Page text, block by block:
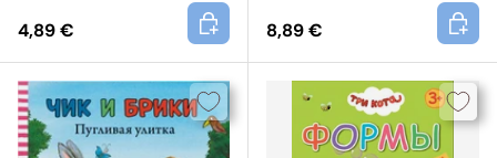
4,89 €
+
8,89 €
+